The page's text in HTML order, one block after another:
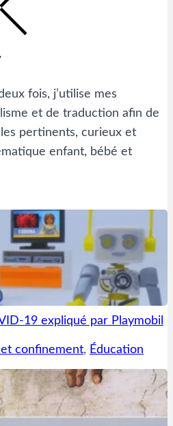
fois, j’utilise mes
et de traduction afin de
pertinents, curieux et
enfant, bébé et
19 expliqué par Playmobil
confinement, Éducation